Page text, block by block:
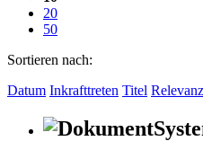
20
50
Sortieren nach:
Datum Inkrafttreten Titel Relevanz